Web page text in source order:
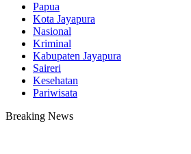
Papua
Kota Jayapura
Nasional
Kriminal
Kabupaten Jayapura
Saireri
Kesehatan
Pariwisata
Breaking News